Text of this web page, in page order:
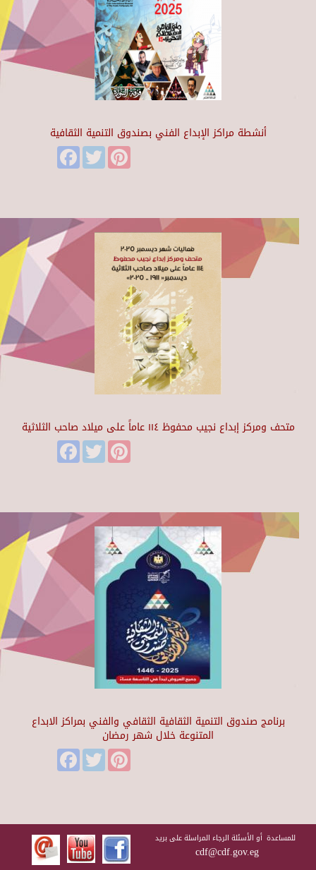
أنشطة مراكز الإبداع الفني بصندوق التنمية الثقافية
FacebookTwitter
متحف ومركز إبداع نجيب محفوظ ١١٤ عاماً على ميلاد صاحب الثلاثية
FacebookTwitter
برنامج صندوق التنمية الثقافية الثقافي والفني بمراكز الابداع
المتنوعة خلال شهر رمضان
FacebookTwitter
للمساعدة أو الأسئلة الرجاء المراسلة على بريد
cdf@cdf.gov.eg